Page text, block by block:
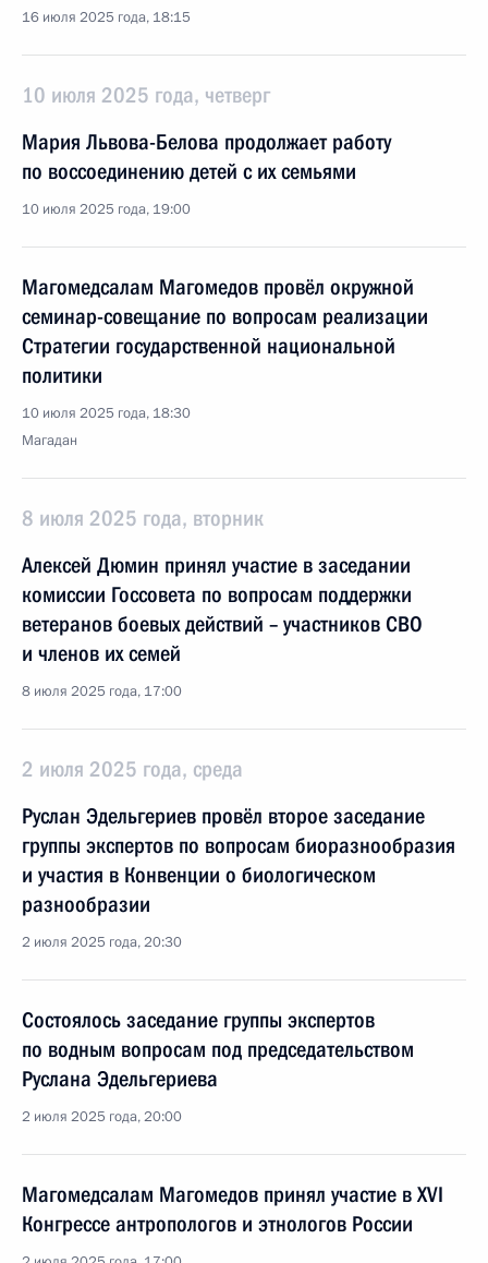
16 июля 2025 года, 18:15
10 июля 2025 года, четверг
Мария Львова-Белова продолжает работу
по воссоединению детей с их семьями
10 июля 2025 года, 19:00
Магомедсалам Магомедов провёл окружной
семинар-совещание по вопросам реализации
Стратегии государственной национальной
политики
10 июля 2025 года, 18:30
Магадан
8 июля 2025 года, вторник
Алексей Дюмин принял участие в заседании
комиссии Госсовета по вопросам поддержки
ветеранов боевых действий – участников СВО
и членов их семей
8 июля 2025 года, 17:00
2 июля 2025 года, среда
Руслан Эдельгериев провёл второе заседание
группы экспертов по вопросам биоразнообразия
и участия в Конвенции о биологическом
разнообразии
2 июля 2025 года, 20:30
Состоялось заседание группы экспертов
по водным вопросам под председательством
Руслана Эдельгериева
2 июля 2025 года, 20:00
Магомедсалам Магомедов принял участие в XVI
Конгрессе антропологов и этнологов России